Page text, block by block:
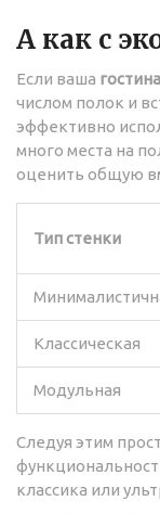
А как с
Если ваша
числом полок и
эффективно
много места на
оценить общую
Тип стенки
Классическая
Модульная
Следуя этим
классика или